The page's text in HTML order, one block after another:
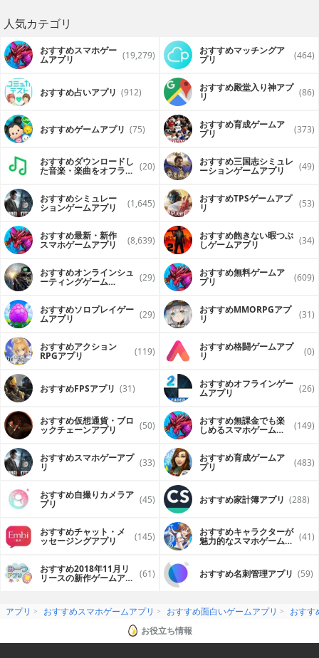
人気カテゴリ
おすすめスマホゲー
ムアプリ (19,279) おすすめマッチングア
プリ (464)
おすすめ占いアプリ (912) おすすめ殿堂入り神アプ
リ (86)
おすすめゲームアプリ (75) おすすめ育成ゲームア
プリ (373)
おすすめダウンロードし
た音楽・楽曲をオフライ (20) おすすめ三国志シミュレ
ーションゲームアプリ (49)
おすすめシミュレー
ションゲームアプリ (1,645) おすすめTPSゲームアプ
リ (53)
おすすめ最新・新作
スマホゲームアプリ (8,639) おすすめ飽きない暇つぶ
しゲームアプリ (34)
おすすめオンラインシュ
ーティングゲーム (29) おすすめ無料ゲームア
プリ (609)
おすすめソロプレイゲー
ムアプリ (29) おすすめ MMORPGアプ
リ (31)
おすすめアクション
RPGアプリ (119) おすすめ格闘ゲームアプ
リ (0)
おすすめFPSアプリ (31) おすすめオフラインゲー
ムアプリ (26)
おすすめ仮想通貨・ブロ
ックチェーンアプリ (50) おすすめ無課金でも楽
しめるスマホゲームア (149)
おすすめスマホゲーアプ
リ (33) おすすめ育成ゲームア
プリ (483)
おすすめ自撮りカメラア
プリ (45) おすすめ家計簿アプリ (288)
おすすめチャット・メ
ッセージングアプリ (145) おすすめキャラクターが
魅力的なスマホゲームア (41)
おすすめ2018年11月リ
リースの新作ゲームアプ (61) おすすめ名刺管理アプリ (59)
アプリ おすすめスマホゲームアプリ おすすめ面白いゲームアプリ
おすす
お役立ち情報